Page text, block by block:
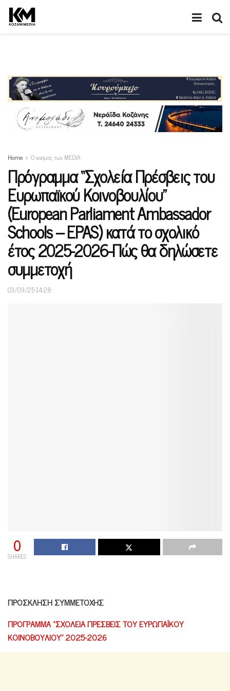
Home Ο κοσμος των MEDIA
Πρόγραμμα “Σχολεία Πρέσβεις του
Ευρωπαϊκού Κοινοβουλίου”
(European Parliament Ambassador
Schools – EPAS) κατά το σχολικό
έτος 2025-2026-Πώς θα δηλώσετε
συμμετοχή
03/09/25 14:28
0
SHARES
ΠΡΟΣΚΛΗΣΗ ΣΥΜΜΕΤΟΧΗΣ
ΠΡΟΓΡΑΜΜΑ “ΣΧΟΛΕΙΑ ΠΡΕΣΒΕΙΣ ΤΟΥ ΕΥΡΩΠΑΪΚΟΥ
ΚΟΙΝΟΒΟΥΛΙΟΥ” 2025-2026